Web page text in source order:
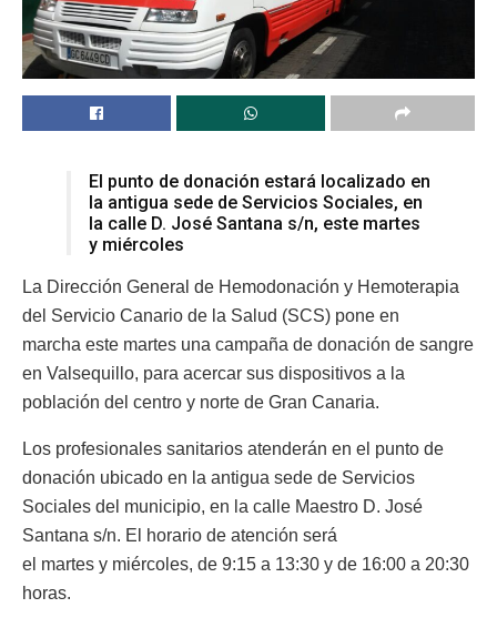
El punto de donación estará localizado en
la antigua sede de Servicios Sociales, en
la calle D. José Santana s/n, este martes
y miércoles
La Dirección General de Hemodonación y Hemoterapia
del Servicio Canario de la Salud (SCS) pone en
marcha este martes una campaña de donación de sangre
en Valsequillo, para acercar sus dispositivos a la
población del centro y norte de Gran Canaria.
Los profesionales sanitarios atenderán en el punto de
donación ubicado en la antigua sede de Servicios
Sociales del municipio, en la calle Maestro D. José
Santana s/n. El horario de atención será
el martes y miércoles, de 9:15 a 13:30 y de 16:00 a 20:30
horas.